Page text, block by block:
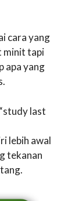
cara yang
minit tapi
apa yang
last
lebih awal
tekanan